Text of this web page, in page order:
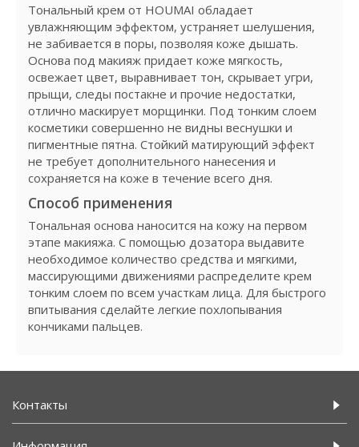
Тональный крем от HOUMAI обладает
увлажняющим эффектом, устраняет шелушения,
не забивается в поры, позволяя коже дышать.
Основа под макияж придает коже мягкость,
освежает цвет, выравнивает тон, скрывает угри,
прыщи, следы постакне и прочие недостатки,
отлично маскирует морщинки. Под тонким слоем
косметики совершенно не видны веснушки и
пигментные пятна. Стойкий матирующий эффект
не требует дополнительного нанесения и
сохраняется на коже в течение всего дня.
Способ применения
Тональная основа наносится на кожу на первом
этапе макияжа. С помощью дозатора выдавите
необходимое количество средства и мягкими,
массирующими движениями распределите крем
тонким слоем по всем участкам лица. Для быстрого
впитывания сделайте легкие похлопывания
кончиками пальцев.
Контакты